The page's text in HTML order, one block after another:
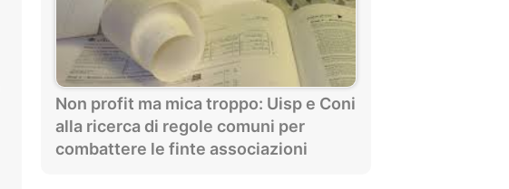
Non profit ma mica troppo: Uisp e Coni
alla ricerca di regole comuni per
combattere le finte associazioni